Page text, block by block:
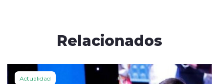
Relacionados
Actualidad